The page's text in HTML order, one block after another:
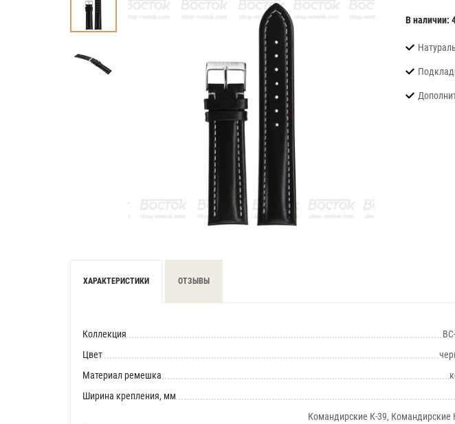
В наличии:
ХАРАКТЕРИСТИКИ ОТЗЫВЫ
Коллекция
Цвет
Материал ремешка
Ширина крепления, мм
Командирские К-39, Командирские